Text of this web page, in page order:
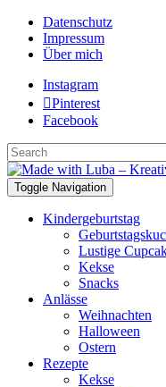
Datenschutz
Impressum
Über mich
Instagram
Pinterest
Facebook
Toggle Navigation
Kindergeburtstag
Lustige
Kekse
Snacks
Anlässe
Weihnachten
Halloween
Ostern
Rezepte
Kekse